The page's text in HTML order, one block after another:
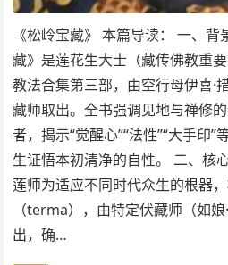
《松岭宝藏》 本篇导读： 一、
藏》是莲花生大士（藏传佛教重
教法合集第三部，由空行母伊喜·
藏师取出。全书强调见地与禅修
者，揭示“觉醒心”“法性”“大手印
生证悟本初清净的自性。 二、核
莲师为适应不同时代众生的根器
（terma），由特定伏藏师（如娘
出，确…